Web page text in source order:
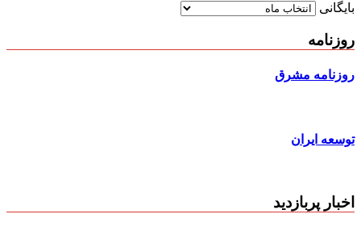
بایگانی
روزنامه
روزنامه مشرق
توسعه ایران
اخبار پربازدید